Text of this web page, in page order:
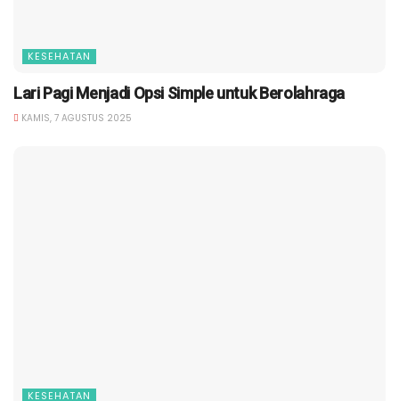
KESEHATAN
Lari Pagi Menjadi Opsi Simple untuk Berolahraga
KAMIS, 7 AGUSTUS 2025
KESEHATAN